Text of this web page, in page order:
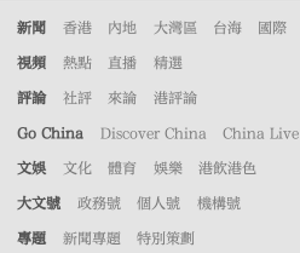
新聞 香港 內地 大灣區 台海 國際
視頻 熱點 直播 精選
評論 社評 來論 港評論
Go China Discover China China Live
文娛 文化 體育 娛樂 港飲港色
大文號 政務號 個人號 機構號
專題 新聞專題 特別策劃